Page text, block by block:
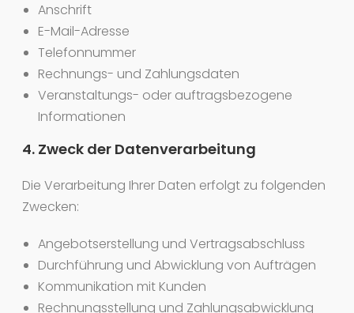
Anschrift
E-Mail-Adresse
Telefonnummer
Rechnungs- und Zahlungsdaten
Veranstaltungs- oder auftragsbezogene
Informationen
4. Zweck der Datenverarbeitung
Die Verarbeitung Ihrer Daten erfolgt zu folgenden
Zwecken:
Angebotserstellung und Vertragsabschluss
Durchführung und Abwicklung von Aufträgen
Kommunikation mit Kunden
Rechnungsstellung und Zahlungsabwicklung